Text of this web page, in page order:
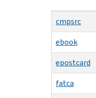
cmpsrc
ebook
epostcard
fatca